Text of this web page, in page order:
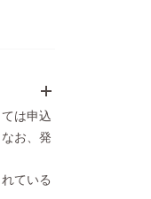
は申込
お、発
ている